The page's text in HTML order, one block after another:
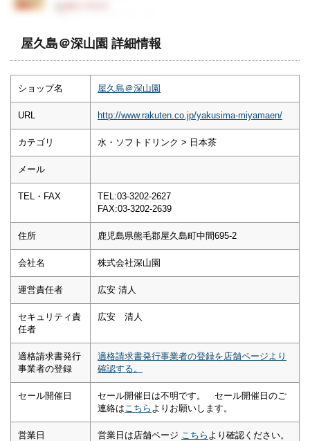
屋久島＠深山園 詳細情報
ショップ名 屋久島＠深山園
URL http://www.rakuten.co.jp/yakusima-miyamaen/
カテゴリ 水・ソフトドリンク > 日本茶
メール
TEL・FAX
TEL:03-3202-2627
FAX:03-3202-2639
住所 鹿児島県熊毛郡屋久島町中間695-2
会社名 株式会社深山園
運営責任者 広安 清人
セキュリティ責
任者
広安 清人
適格請求書発行
事業者の登録
適格請求書発行事業者の登録を店舗ページより
確認する。
セール開催日
セール開催日は不明です。 セール開催日のご
連絡は こちら よりお願いします。
営業日 営業日は店舗ページ こちら より確認ください。